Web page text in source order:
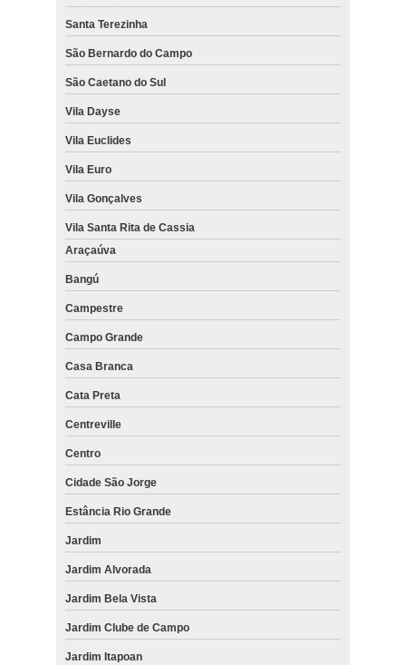
Santa Terezinha
São Bernardo do Campo
São Caetano do Sul
Vila Dayse
Vila Euclides
Vila Euro
Vila Gonçalves
Vila Santa Rita de Cassia
Araçaúva
Bangú
Campestre
Campo Grande
Casa Branca
Cata Preta
Centreville
Centro
Cidade São Jorge
Estância Rio Grande
Jardim
Jardim Alvorada
Jardim Bela Vista
Jardim Clube de Campo
Jardim Itapoan